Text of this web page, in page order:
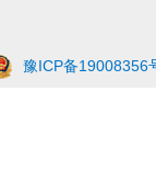
豫ICP备19008356